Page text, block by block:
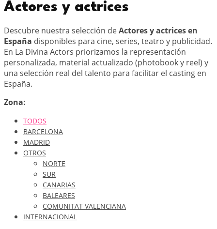
Actores y actrices
Descubre nuestra selección deActores y actrices en
España disponibles para cine, series, teatro y publicidad.
En La Divina Actors priorizamos la representación
personalizada, material actualizado (photobook y reel) y
una selección real del talento para facilitar el casting en
España.
Zona:
TODOS
BARCELONA
MADRID
OTROS
NORTE
SUR
CANARIAS
BALEARES
COMUNITAT VALENCIANA
INTERNACIONAL